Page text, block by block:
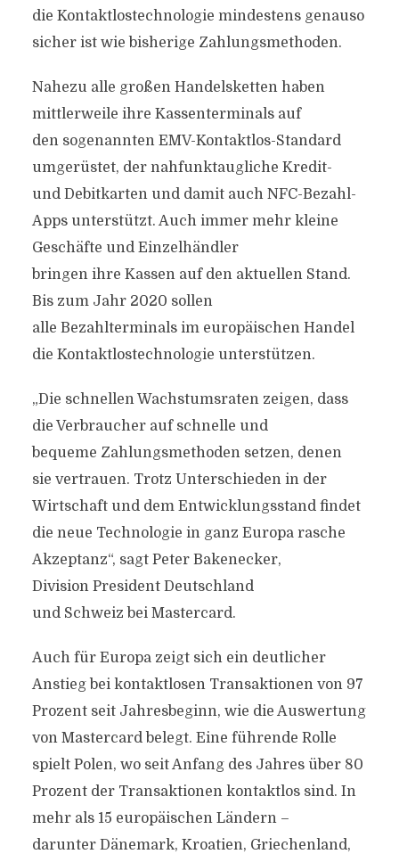
die Kontaktlostechnologie mindestens genauso
sicher ist wie bisherige Zahlungsmethoden.
Nahezu alle großen Handelsketten haben
mittlerweile ihre Kassenterminals auf
den sogenannten EMV-Kontaktlos-Standard
umgerüstet, der nahfunktaugliche Kredit-
und Debitkarten und damit auch NFC-Bezahl-
Apps unterstützt. Auch immer mehr kleine
Geschäfte und Einzelhändler
bringen ihre Kassen auf den aktuellen Stand.
Bis zum Jahr 2020 sollen
alle Bezahlterminals im europäischen Handel
die Kontaktlostechnologie unterstützen.
„Die schnellen Wachstumsraten zeigen, dass
die Verbraucher auf schnelle und
bequeme Zahlungsmethoden setzen, denen
sie vertrauen. Trotz Unterschieden in der
Wirtschaft und dem Entwicklungsstand findet
die neue Technologie in ganz Europa rasche
Akzeptanz“, sagt Peter Bakenecker,
Division President Deutschland
und Schweiz bei Mastercard.
Auch für Europa zeigt sich ein deutlicher
Anstieg bei kontaktlosen Transaktionen von 97
Prozent seit Jahresbeginn, wie die Auswertung
von Mastercard belegt. Eine führende Rolle
spielt Polen, wo seit Anfang des Jahres über 80
Prozent der Transaktionen kontaktlos sind. In
mehr als 15 europäischen Ländern –
darunter Dänemark, Kroatien, Griechenland,